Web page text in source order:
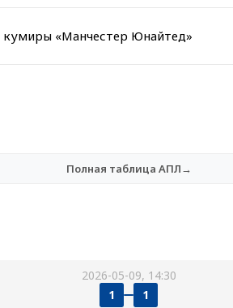
«Манчестер Юнайтед»
Полная таблица АПЛ→
2026-05-09, 14:30
1 1